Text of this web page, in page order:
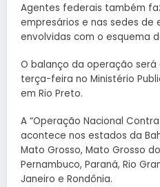
Agentes federais também
empresários e nas sedes de
envolvidas com o esquema
O balanço da operação
terça-feira no Ministério
em Rio Preto.
A “Operação Nacional
acontece nos estados da
Mato Grosso, Mato Grosso
Pernambuco, Paraná, Rio
Janeiro e Rondônia.